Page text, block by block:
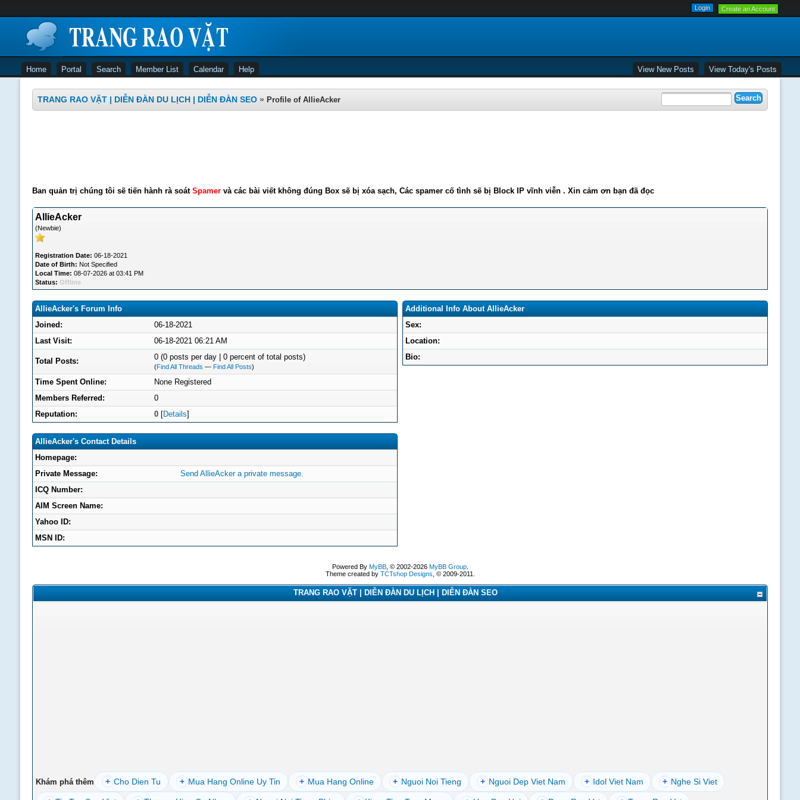
Create an Account
Home Portal Search Member List Calendar Help View New Posts View Today's Posts
TRANG RAO VẶT | DIỄN ĐÀN DU LỊCH | DIỄN ĐÀN SEO » Profile of AllieAcker
Ban quản trị chúng tôi sẽ tiến hành rà soát Spamervà các bài viết không đúng Box sẽ bị xóa sạch, Các spamer cố tình sẽ bị Block IP vĩnh viễn . Xin cảm ơn bạn đã đọc
AllieAcker
(Newbie)
Registration Date: 06-18-2021
Date of Birth: Not Specified
Local Time: 08-07-2026 at 03:41 PM
Status: Offline
AllieAcker's Forum Info
Joined:
06-18-2021
Last Visit:
06-18-2021 06:21 AM
Total Posts: 0 (0 posts per day | 0 percent of total posts)
(Find All Threads — Find All Posts)
Time Spent Online:
None Registered
Members Referred:
0
Reputation:
0 [Details]
AllieAcker's Contact Details
Homepage:
Private Message:
Send AllieAcker a private message.
ICQ Number:
AIM Screen Name:
Yahoo ID:
MSN ID:
Additional Info About AllieAcker
Sex:
Location:
Bio:
Powered By MyBB, © 2002-2026 MyBB Group.
Theme created by TCTshop Designs , © 2009-2011.
TRANG RAO VẶT | DIỄN ĐÀN DU LỊCH | DIỄN ĐÀN SEO
Khám phá thêm + Cho Dien Tu + Mua Hang Online Uy Tin + Mua Hang Online + Nguoi Noi Tieng + Nguoi Dep Viet Nam + Idol Viet Nam + Nghe Si Viet